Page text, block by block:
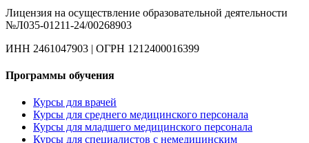
Лицензия на осуществление образовательной деятельности
№Л035-01211-24/00268903
ИНН 2461047903 | ОГРН 1212400016399
Программы обучения
Курсы для врачей
Курсы для среднего медицинского персонала
Курсы для младшего медицинского персонала
Курсы для специалистов с немедицинским